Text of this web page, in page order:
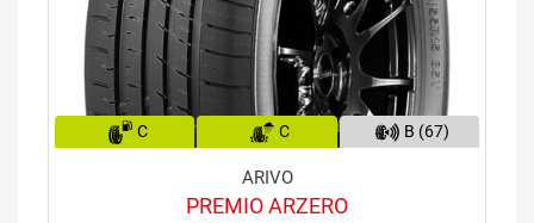
C C B (67)
ARIVO
PREMIO ARZERO